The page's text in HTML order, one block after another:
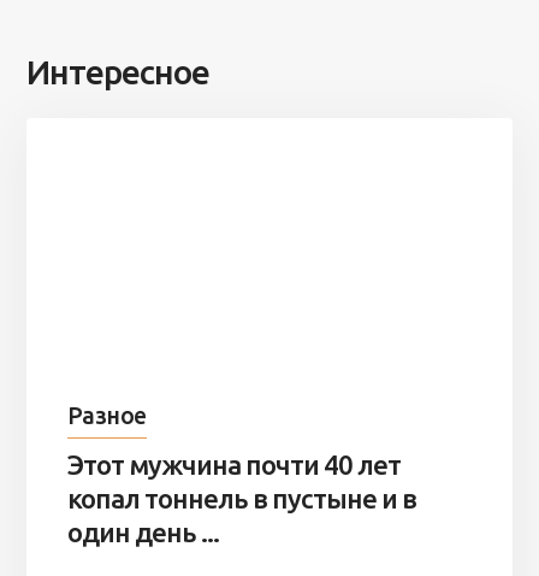
Интересное
Разное
Этот мужчина почти 40 лет
копал тоннель в пустыне и в
один день ...